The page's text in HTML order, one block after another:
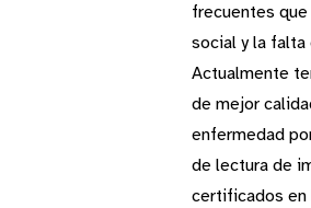
frecuentes
social y la falta
Actualmente
de mejor
enfermedad
de lectura de
certificados en